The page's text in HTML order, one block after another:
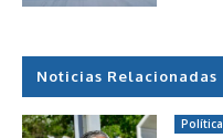
Noticias Relacionadas
Política